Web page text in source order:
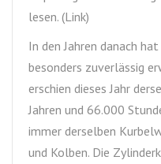
lesen. (Link)
In den Jahren danach
besonders zuverlässig
erschien dieses Jahr
Jahren und 66.000
immer derselben
und Kolben. Die